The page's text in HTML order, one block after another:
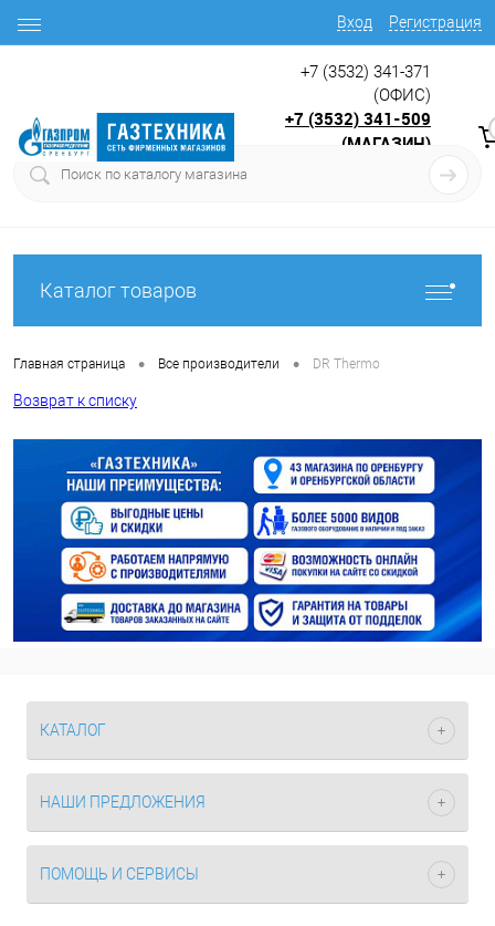
Вход Регистрация
+7 (3532) 341-371
(ОФИС)
+7 (3532) 341-509
(МАГАЗИН)
Каталог товаров
Главная страница • Все производители • DR Thermo
Возврат к списку
КАТАЛОГ
НАШИ ПРЕДЛОЖЕНИЯ
ПОМОЩЬ И СЕРВИСЫ